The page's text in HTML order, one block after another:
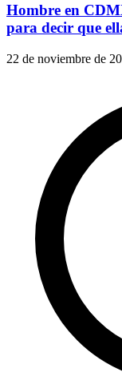
Hombre en
para decir que
22 de noviembre de